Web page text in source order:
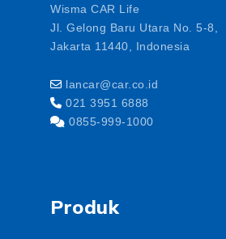
Wisma CAR Life
Jl. Gelong Baru Utara No. 5-8,
Jakarta 11440, Indonesia
lancar@car.co.id
021 3951 6888
0855-999-1000
Produk